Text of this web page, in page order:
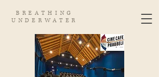
BREATHING
UNDERWATER